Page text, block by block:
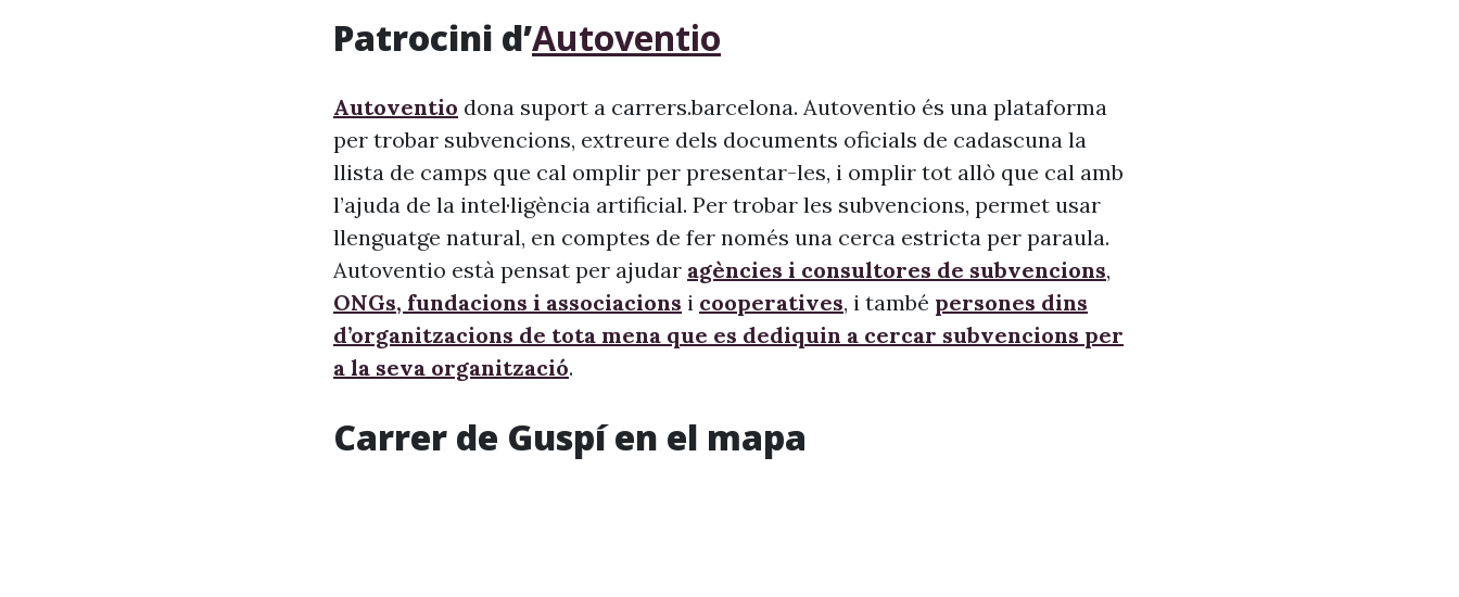
Patrocini d’Autoventio
Autoventio dona suport a carrers.barcelona. Autoventio és una plataforma
per trobar subvencions, extreure dels documents oficials de cadascuna la
llista de camps que cal omplir per presentar-les, i omplir tot allò que cal amb
l’ajuda de la intel·ligència artificial. Per trobar les subvencions, permet usar
llenguatge natural, en comptes de fer només una cerca estricta per paraula.
Autoventio està pensat per ajudar agències i consultores de subvencions,
ONGs, fundacions i associacions i cooperatives, i també persones dins
d’organitzacions de tota mena que es dediquin a cercar subvencions per
a la seva organització.
Carrer de Guspí en el mapa